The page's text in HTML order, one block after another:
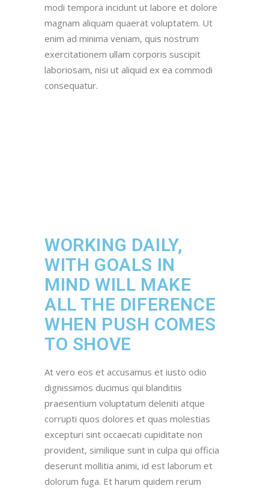
modi tempora incidunt ut labore et dolore
magnam aliquam quaerat voluptatem. Ut
enim ad minima veniam, quis nostrum
exercitationem ullam corporis suscipit
laboriosam, nisi ut aliquid ex ea commodi
consequatur.
WORKING DAILY,
WITH GOALS IN
MIND WILL MAKE
ALL THE DIFERENCE
WHEN PUSH COMES
TO SHOVE
At vero eos et accusamus et iusto odio
dignissimos ducimus qui blanditiis
praesentium voluptatum deleniti atque
corrupti quos dolores et quas molestias
excepturi sint occaecati cupiditate non
provident, similique sunt in culpa qui officia
deserunt mollitia animi, id est laborum et
dolorum fuga. Et harum quidem rerum